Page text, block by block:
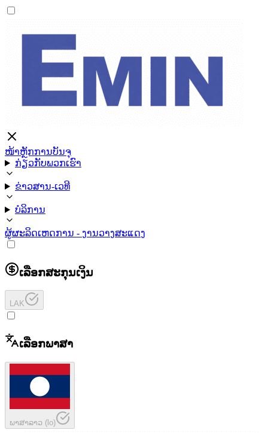
ໜ້າຫຼັກການບັນຈຸ
ກ່ຽວກັບພວກເຮົາ
ຂ່າວສານ-ເວທີ
ບໍລິການ
ຜູ້ຜະລິດເຫດການ - ງານວາງສະແດງ
ເລືອກສະກຸນເງິນ
LAK
ເລືອກພາສາ
ພາສາລາວ (lo)